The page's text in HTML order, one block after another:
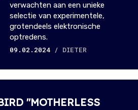
verwachten aan een unieke
selectie van experimentele,
grotendeels elektronische
optredens.
09.02.2024 / DIETER
"MOTHERLESS